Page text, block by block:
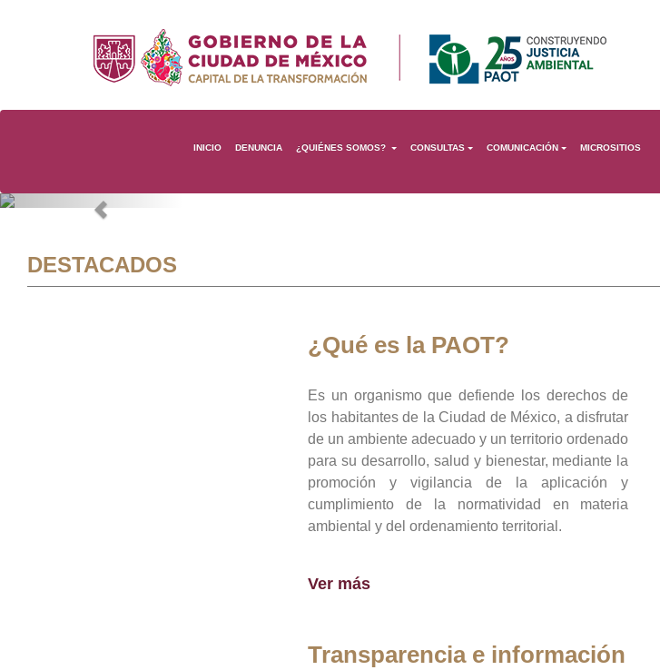
INICIO DENUNCIA ¿QUIÉNES SOMOS? CONSULTAS COMUNICACIÓN MICROSITIOS
Previous
DESTACADOS
¿Qué es la PAOT?
Es un organismo que defiende los derechos de
los habitantes de la Ciudad de México, a disfrutar
de un ambiente adecuado y un territorio ordenado
para su desarrollo, salud y bienestar, mediante la
promoción y vigilancia de la aplicación y
cumplimiento de la normatividad en materia
ambiental y del ordenamiento territorial.
Ver más
Transparencia e información